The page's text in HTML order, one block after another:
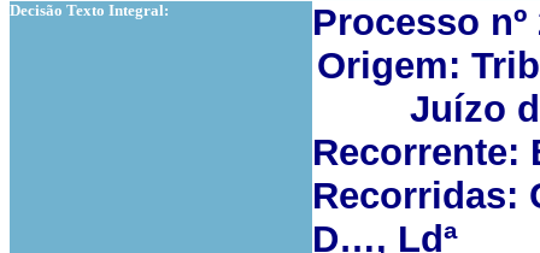
Decisão Texto Integral:
Processo nº
Origem:
Juízo
Recorridas:
D…, Ldª